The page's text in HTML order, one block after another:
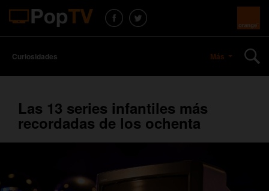
Curiosidades Más
Las 13 series infantiles más
recordadas de los ochenta